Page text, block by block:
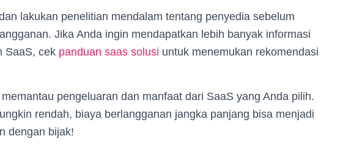
lakukan penelitian mendalam tentang penyedia sebelum
Jika Anda ingin mendapatkan lebih banyak informasi
SaaS, cek panduan saas solusi untuk menemukan rekomendasi
pengeluaran dan manfaat dari SaaS yang Anda pilih.
rendah, biaya berlangganan jangka panjang bisa menjadi
dengan bijak!